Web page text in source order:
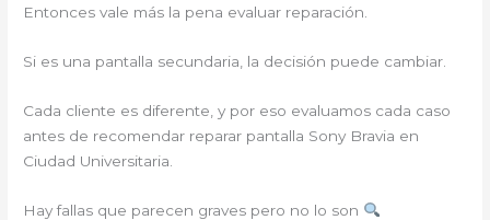
Entonces vale más la pena evaluar reparación.
Si es una pantalla secundaria, la decisión puede cambiar.
Cada cliente es diferente, y por eso evaluamos cada caso
antes de recomendar reparar pantalla Sony Bravia en
Ciudad Universitaria.
Hay fallas que parecen graves pero no lo son